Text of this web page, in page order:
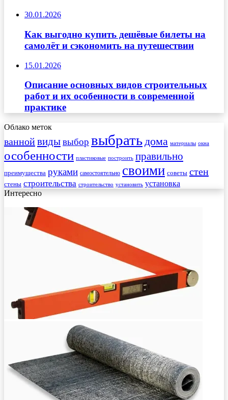
30.01.2026
Как выгодно купить дешёвые билеты на
самолёт и сэкономить на путешествии
15.01.2026
Описание основных видов строительных
работ и их особенности в современной
практике
Облако меток
ваннойвидывыбор выбратьдома материалы окна
особенности пластиковые построить правильно
преимущества руками самостоятельно своими советы стен
стены строительства строительство установить установка
Интересно